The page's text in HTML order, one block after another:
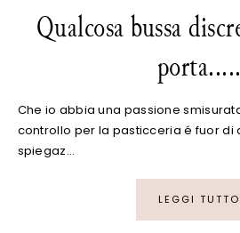
Qualcosa bussa
porta.....
Che io abbia una passione
controllo per la pasticceria é fuor di
spiegaz…
LEGGI TUTTO